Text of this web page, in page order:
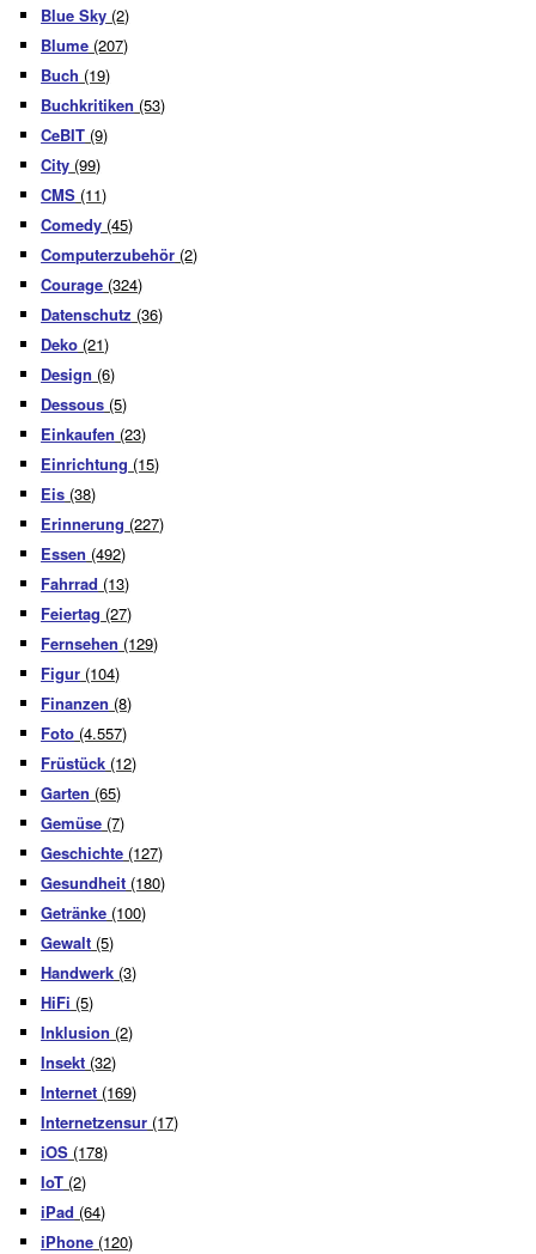
Blue Sky (2)
Blume (207)
Buch (19)
Buchkritiken (53)
CeBIT (9)
City (99)
CMS (11)
Comedy (45)
Computerzubehör (2)
Courage (324)
Datenschutz (36)
Deko (21)
Design (6)
Dessous (5)
Einkaufen (23)
Einrichtung (15)
Eis (38)
Erinnerung (227)
Essen (492)
Fahrrad (13)
Feiertag (27)
Fernsehen (129)
Figur (104)
Finanzen (8)
Foto (4.557)
Früstück (12)
Garten (65)
Gemüse (7)
Geschichte (127)
Gesundheit (180)
Getränke (100)
Gewalt (5)
Handwerk (3)
HiFi (5)
Inklusion (2)
Insekt (32)
Internet (169)
Internetzensur (17)
iOS (178)
IoT (2)
iPad (64)
iPhone (120)